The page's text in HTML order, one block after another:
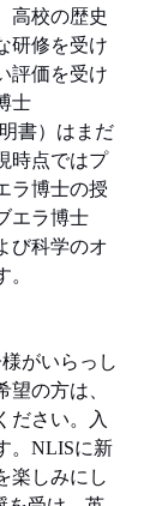
高校の歴史
研修を受け
評価を受け
士
書）はまだ
時点ではプ
ラ博士の授
エラ博士
び科学のオ
がいらっし
望の方は、
ださい。入
。NLISに新
楽しみにし